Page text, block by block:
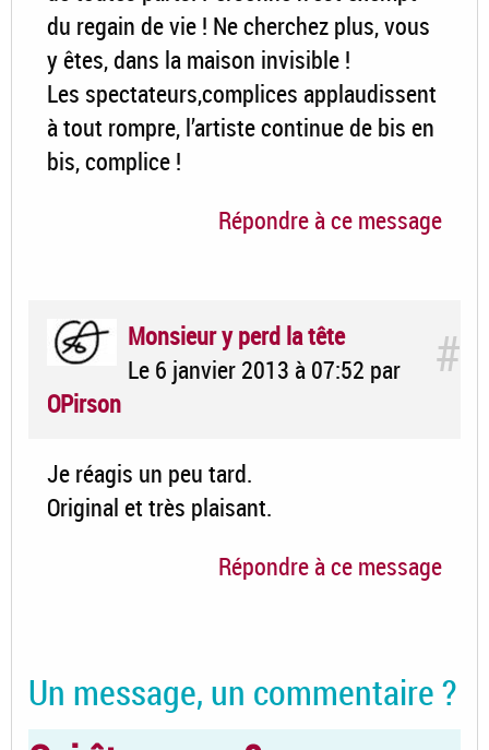
du regain de vie ! Ne cherchez plus, vous
y êtes, dans la maison invisible !
Les spectateurs,complices applaudissent
à tout rompre, l’artiste continue de bis en
bis, complice !
Répondre à ce message
#
Monsieur y perd la tête
Le 6 janvier 2013 à 07:52 par
OPirson
Je réagis un peu tard.
Original et très plaisant.
Répondre à ce message
Un message, un commentaire ?